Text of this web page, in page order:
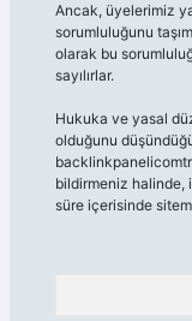
Ancak, üyelerimiz
sorumluluğunu
olarak bu
sayılırlar.
Hukuka ve yasal
olduğunu
bildirmeniz halinde,
süre içerisinde